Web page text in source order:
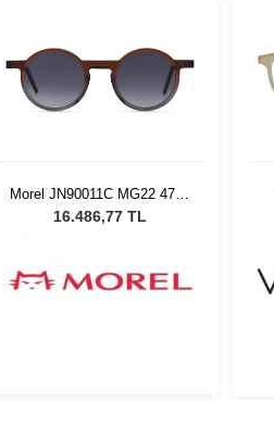
Morel JN90011C MG22 4723
Unisex Güneş Gözlüğü
16.486,77 TL